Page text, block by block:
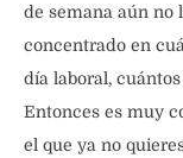
de semana aún no
concentrado en
día laboral,
Entonces es muy
el que ya no